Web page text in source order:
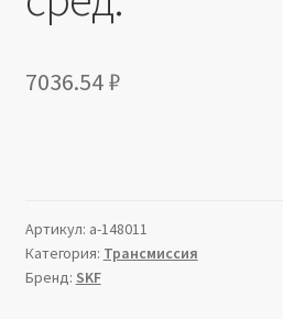
7036.54₽
Артикул: a-148011
Категория: Трансмиссия
Бренд: SKF